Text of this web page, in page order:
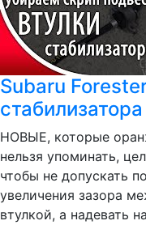
Subaru
НОВЫЕ, которые
нельзя упоминать,
чтобы не допускать
увеличения зазора
втулкой, а надевать